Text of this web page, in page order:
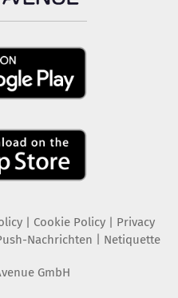
| Cookie Policy| Privacy
Nachrichten Netiquette
GmbH